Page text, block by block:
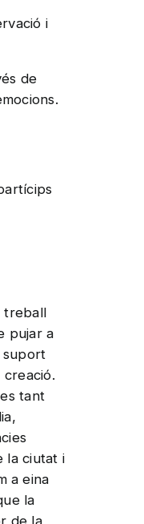
i
de
treball
pujar a
suport
creació.
tant
la ciutat i
a eina
la
de la